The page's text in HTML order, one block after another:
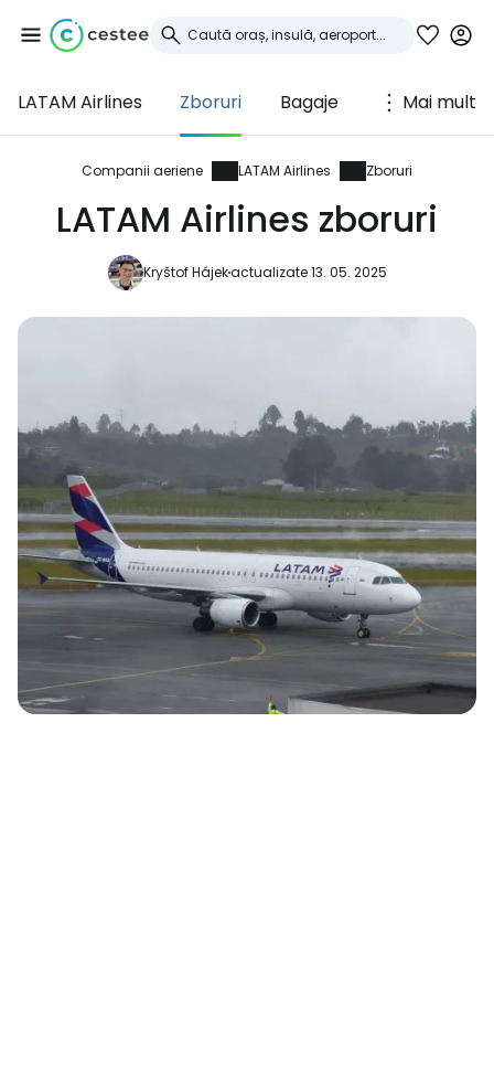
LATAM Airlines Zboruri Bagaje Mai mult
Companii aeriene LATAM Airlines Zboruri
LATAM Airlines zboruri
Kryštof Hájekactualizate 13. 05. 2025
Conectați-vă la
Cestee
... comunitatea mondială a călătorilor
Continuați cu e-mailul